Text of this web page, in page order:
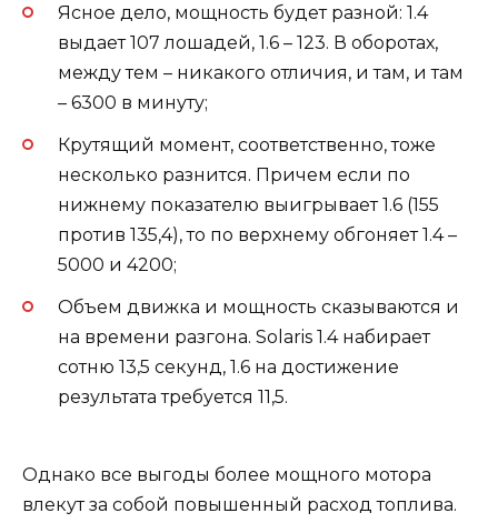
Ясное дело, мощность будет разной: 1.4
выдает 107 лошадей, 1.6 – 123. В оборотах,
между тем – никакого отличия, и там, и там
– 6300 в минуту;
Крутящий момент, соответственно, тоже
несколько разнится. Причем если по
нижнему показателю выигрывает 1.6 (155
против 135,4), то по верхнему обгоняет 1.4 –
5000 и 4200;
Объем движка и мощность сказываются и
на времени разгона. Solaris 1.4 набирает
сотню 13,5 секунд, 1.6 на достижение
результата требуется 11,5.
Однако все выгоды более мощного мотора
влекут за собой повышенный расход топлива.